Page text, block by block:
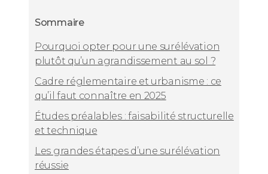
Sommaire
Pourquoi opter pour une surélévation
plutôt qu’un agrandissement au sol ?
Cadre réglementaire et urbanisme : ce
qu’il faut connaître en 2025
Études préalables : faisabilité structurelle
et technique
Les grandes étapes d’une surélévation
réussie